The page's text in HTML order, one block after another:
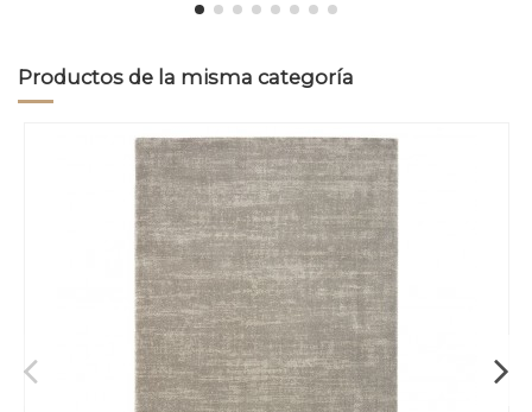
Productos de la misma categoría